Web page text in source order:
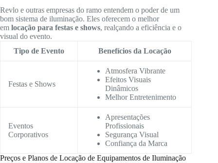
Revlo e outras empresas do ramo entendem o poder de um
bom sistema de iluminação. Eles oferecem o melhor
em locação para festas e shows, realçando a eficiência e o
visual do evento.
Tipo de Evento
Benefícios da Locação
Festas e Shows
Atmosfera Vibrante
Efeitos Visuais
Dinâmicos
Melhor Entretenimento
Eventos
Corporativos
Apresentações
Profissionais
Segurança Visual
Confiança da Marca
Preços e Planos de Locação de Equipamentos de Iluminação